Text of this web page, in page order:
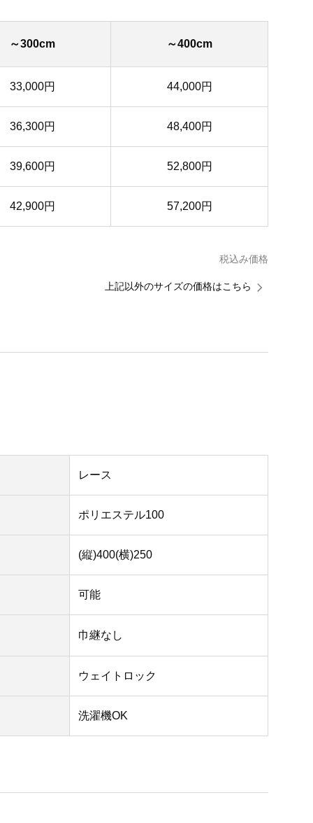
～300cm ～400cm
33,000円 44,000円
36,300円 48,400円
39,600円 52,800円
42,900円 57,200円
税込み価格
上記以外のサイズの価格はこちら
レース
ポリエステル100
(縦)400(横)250
可能
巾継なし
ウェイトロック
洗濯機OK